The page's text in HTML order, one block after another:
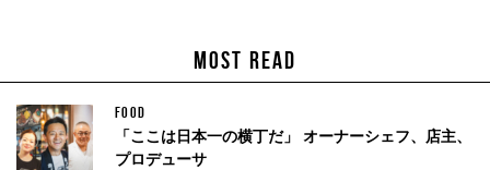
MOST READ
FOOD
「ここは日本一の横丁だ」 オーナーシェフ、店主、
プロデューサ